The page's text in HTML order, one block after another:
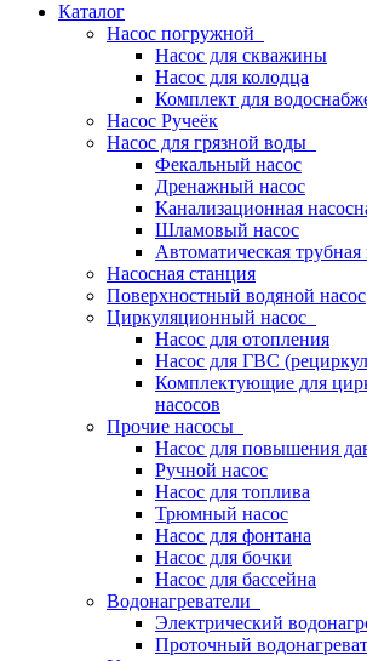
Каталог
Насос погружной
Насос для скважины
Насос для колодца
Комплект для
Насос Ручеёк
Насос для грязной воды
Фекальный насос
Дренажный насос
Канализационная
Шламовый насос
Автоматическая трубная
Насосная станция
Поверхностный водяной насос
Циркуляционный насос
Насос для отопления
Насос для ГВС
Комплектующие для
насосов
Прочие насосы
Насос для повышения
Ручной насос
Насос для топлива
Трюмный насос
Насос для фонтана
Насос для бочки
Насос для бассейна
Водонагреватели
Электрический
Проточный